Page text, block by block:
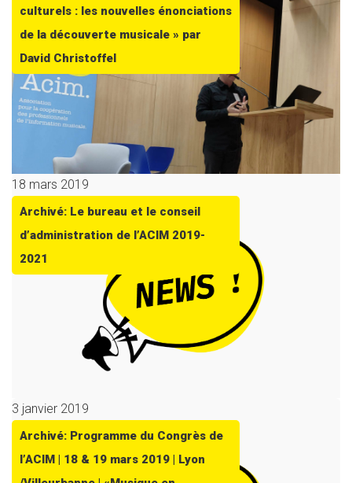
culturels : les nouvelles énonciations
de la découverte musicale » par
David Christoffel
18 mars 2019
Archivé: Le bureau et le conseil
d’administration de l’ACIM 2019-
2021
3 janvier 2019
Archivé: Programme du Congrès de
l’ACIM | 18 & 19 mars 2019 | Lyon